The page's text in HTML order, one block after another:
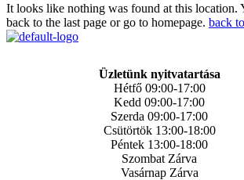
It looks like nothing was found at this location.
back to the last page or go to homepage. back
Üzletünk nyitvatartása
Hétfő 09:00-17:00
Kedd 09:00-17:00
Szerda 09:00-17:00
Csütörtök 13:00-18:00
Péntek 13:00-18:00
Szombat Zárva
Vasárnap Zárva